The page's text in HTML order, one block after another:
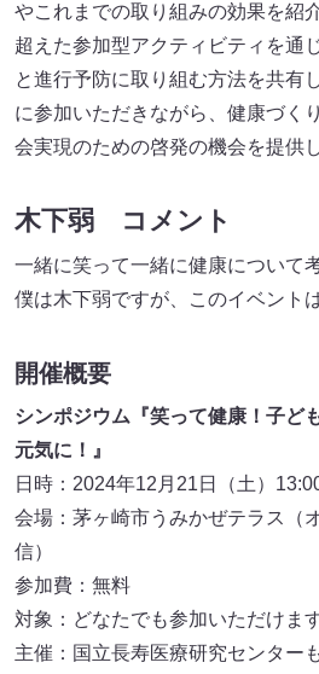
やこれまでの取り組みの効果を紹
超えた参加型アクティビティを通
と進行予防に取り組む方法を共有
に参加いただきながら、健康づく
会実現のための啓発の機会を提供
木下弱 コメント
一緒に笑って一緒に健康について
僕は木下弱ですが、このイベント
開催概要
シンポジウム『笑って健康！子ど
元気に！』
日時：2024年12月21日（土）
会場：茅ヶ崎市うみかぜテラス（
信）
参加費：無料
対象：どなたでも参加いただけま
主催：国立長寿医療研究センター